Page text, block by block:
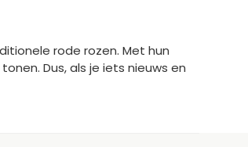
rode rozen. Met hun
Dus, als je iets nieuws en